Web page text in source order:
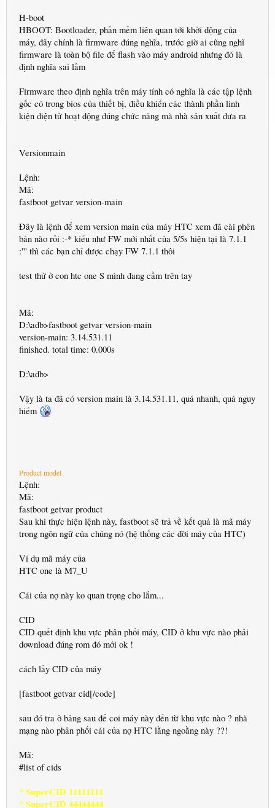
H-boot
HBOOT: Bootloader, phần mềm liên quan tới khởi động của
máy, đây chính là firmware đúng nghĩa, trước giờ ai cũng nghĩ
firmware là toàn bộ file để flash vào máy android nhưng đó là
định nghĩa sai lầm
Firmware theo định nghĩa trên máy tính có nghĩa là các tập lệnh
gốc có trong bios của thiết bị, điều khiển các thành phần linh
kiện điện tử hoạt động đúng chức năng mà nhà sản xuất đưa ra
Versionmain
Lệnh:
Mã:
fastboot getvar version-main
Đây là lệnh để xem version main của máy HTC xem đã cài phên
bản nào rồi :-* kiểu như FW mới nhất của 5/5s hiện tại là 7.1.1
:''' thì các bạn chỉ được chạy FW 7.1.1 thôi
test thử ở con htc one S mình đang cầm trên tay
Mã:
D:\adb>fastboot getvar version-main
version-main: 3.14.531.11
finished. total time: 0.000s
D:\adb>
Vậy là ta đã có version main là 3.14.531.11, quá nhanh, quá nguy
hiểm
Product model
Lệnh:
Mã:
fastboot getvar product
Sau khi thực hiện lệnh này, fastboot sẽ trả về kết quả là mã máy
trong ngôn ngữ của chúng nó (hệ thống các đời máy của HTC)
Ví dụ mã máy của
HTC one là M7_U
Cái của nợ này ko quan trọng cho lắm...
CID
CID quết định khu vực phân phối máy, CID ở khu vực nào phải
download đúng rom đó mới ok !
cách lấy CID của máy
[fastboot getvar cid[/code]
sau đó tra ở bảng sau để coi máy này đến từ khu vực nào ? nhà
mạng nào phân phối cái của nợ HTC lằng ngoằng này ??!
Mã:
#list of cids
* SuperCID 11111111
* SuperCID 44444444